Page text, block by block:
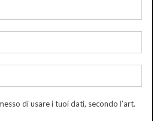
di usare i tuoi dati, secondo l’art.